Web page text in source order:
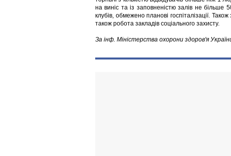
на виніс та із заповненістю залів не більше
клубів, обмежено планові госпіталізації.
також робота закладів соціального захисту.
За інф. Міністерства охорони здоров'я